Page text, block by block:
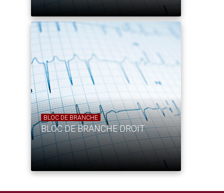
BLOC DE BRANCHE
BLOC DE BRANCHE DROIT